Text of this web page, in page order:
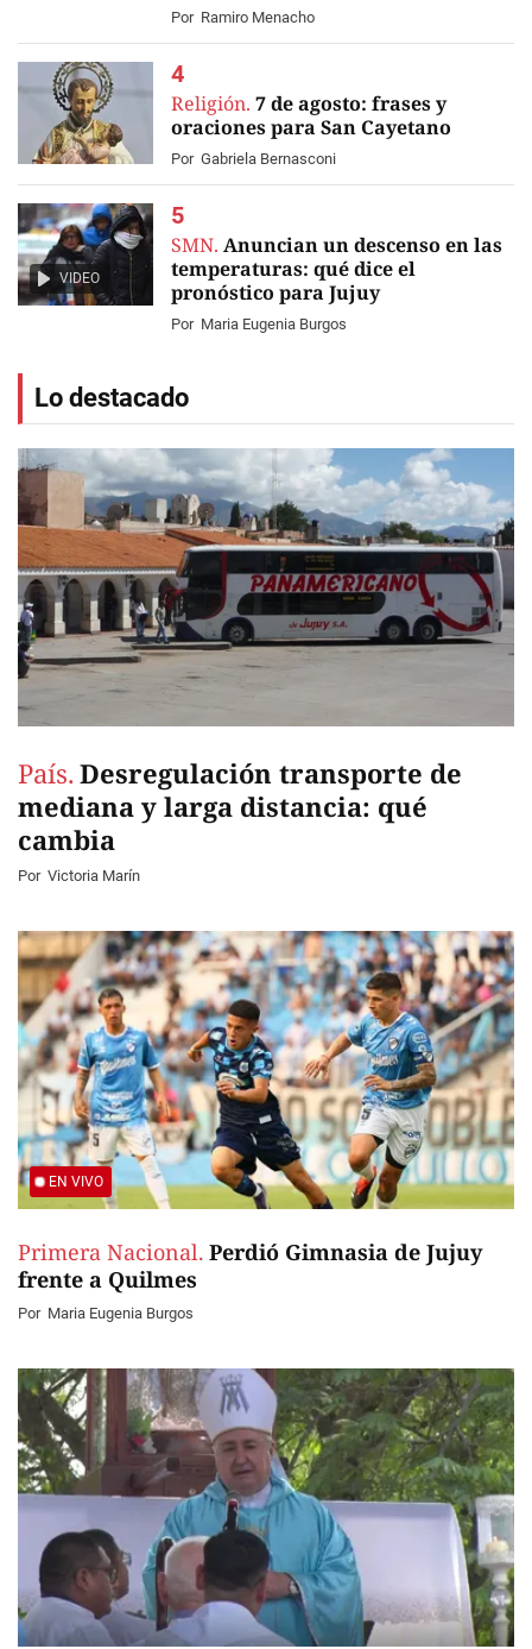
Por Ramiro Menacho
Religión. 7 de agosto: frases y
oraciones para San Cayetano
Por Gabriela Bernasconi
VIDEO
SMN. Anuncian un descenso en las
temperaturas: qué dice el
pronóstico para Jujuy
Por Maria Eugenia Burgos
Lo destacado
País. Desregulación transporte de
mediana y larga distancia: qué
cambia
Por Victoria Marín
EN VIVO
Primera Nacional. Perdió Gimnasia de Jujuy
frente a Quilmes
Por Maria Eugenia Burgos